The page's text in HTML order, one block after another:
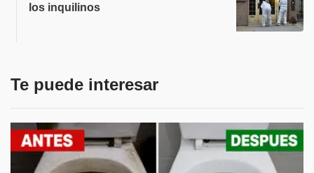
los inquilinos
Te puede interesar